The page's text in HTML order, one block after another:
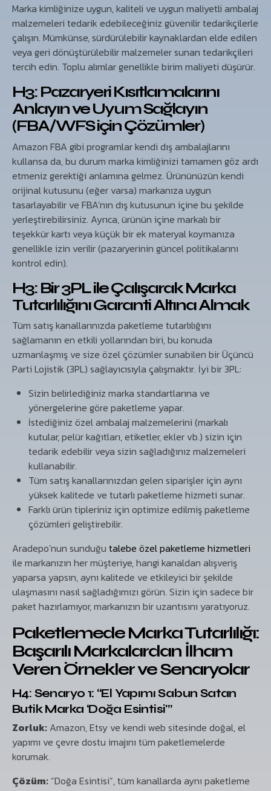
Marka kimliğinize uygun, kaliteli ve uygun maliyetli ambalaj
malzemeleri tedarik edebileceğiniz güvenilir tedarikçilerle
çalışın. Mümkünse, sürdürülebilir kaynaklardan elde edilen
veya geri dönüştürülebilir malzemeler sunan tedarikçileri
tercih edin. Toplu alımlar genellikle birim maliyeti düşürür.
H3: Pazaryeri Kısıtlamalarını
Anlayın ve Uyum Sağlayın
(FBA/WFS için Çözümler)
Amazon FBA gibi programlar kendi dış ambalajlarını
kullansa da, bu durum marka kimliğinizi tamamen göz ardı
etmeniz gerektiği anlamına gelmez. Ürününüzün kendi
orijinal kutusunu (eğer varsa) markanıza uygun
tasarlayabilir ve FBA’nın dış kutusunun içine bu şekilde
yerleştirebilirsiniz. Ayrıca, ürünün içine markalı bir
teşekkür kartı veya küçük bir ek materyal koymanıza
genellikle izin verilir (pazaryerinin güncel politikalarını
kontrol edin).
H3: Bir 3PL ile Çalışarak Marka
Tutarlılığını Garanti Altına Almak
Tüm satış kanallarınızda paketleme tutarlılığını
sağlamanın en etkili yollarından biri, bu konuda
uzmanlaşmış ve size özel çözümler sunabilen bir Üçüncü
Parti Lojistik (3PL) sağlayıcısıyla çalışmaktır. İyi bir 3PL:
Sizin belirlediğiniz marka standartlarına ve
yönergelerine göre paketleme yapar.
İstediğiniz özel ambalaj malzemelerini (markalı
kutular, pelür kağıtları, etiketler, ekler vb.) sizin için
tedarik edebilir veya sizin sağladığınız malzemeleri
kullanabilir.
Tüm satış kanallarınızdan gelen siparişler için aynı
yüksek kalitede ve tutarlı paketleme hizmeti sunar.
Farklı ürün tipleriniz için optimize edilmiş paketleme
çözümleri geliştirebilir.
Aradepo’nun sunduğu talebe özel paketleme hizmetleri
ile markanızın her müşteriye, hangi kanaldan alışveriş
yaparsa yapsın, aynı kalitede ve etkileyici bir şekilde
ulaşmasını nasıl sağladığımızı görün. Sizin için sadece bir
paket hazırlamıyor, markanızın bir uzantısını yaratıyoruz.
Paketlemede Marka Tutarlılığı:
Başarılı Markalardan İlham
Veren Örnekler ve Senaryolar
H4: Senaryo 1: “El Yapımı Sabun Satan
Butik Marka ‘Doğa Esintisi'”
Zorluk: Amazon, Etsy ve kendi web sitesinde doğal, el
yapımı ve çevre dostu imajını tüm paketlemelerde
korumak.
Çözüm: “Doğa Esintisi”, tüm kanallarda aynı paketleme